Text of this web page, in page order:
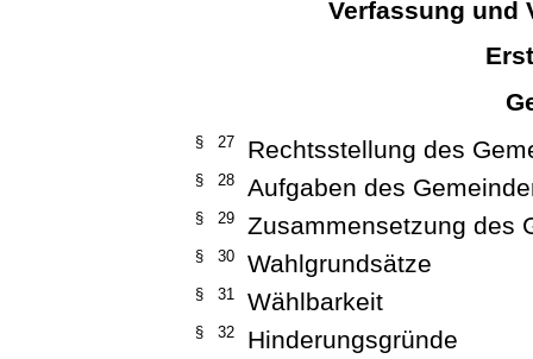
Verfassung und
§ 27 Rechtsstellung des
§ 28 Aufgaben des
§ 29 Zusammensetzung des
§ 30 Wahlgrundsätze
§ 31 Wählbarkeit
§ 32 Hinderungsgründe